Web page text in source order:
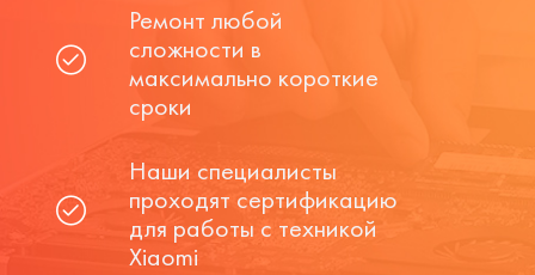
Ремонт любой
сложности в
максимально короткие
сроки
Наши специалисты
проходят сертификацию
для работы с техникой
Xiaomi